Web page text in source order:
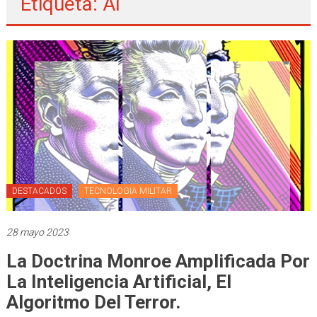
DESTACADOS TECNOLOGIA MILITAR
28 mayo 2023
La Doctrina Monroe Amplificada Por
La Inteligencia Artificial, El
Algoritmo Del Terror.